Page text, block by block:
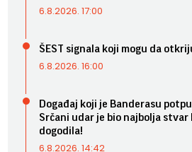
6.8.2026. 17:00
ŠEST signala koji mogu da
6.8.2026. 16:00
Događaj koji je Banderasu
Srčani udar je bio najbolja stvar
dogodila!
6.8.2026. 14:42